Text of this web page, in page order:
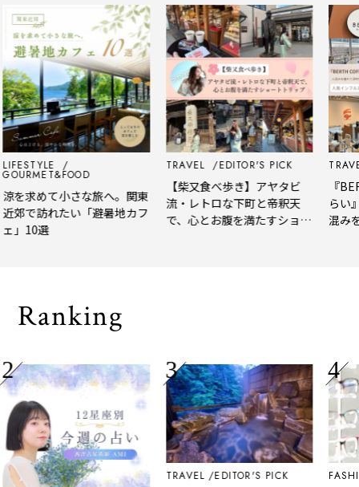
を求めて小さな旅へ。関東
郊で訪れたい「避暑地カフ
」10選
TRAVEL EDITOR'S PICK
【柴又食べ歩き】アヤタビ
流・レトロな下町と帝釈天
で、心とお腹を満たすショー
『
らい
混み
Ranking
TRAVEL EDITOR'S PICK